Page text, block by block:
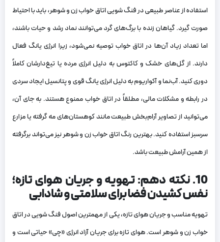
استفاده از عناصر طبیعی در فنگ شویی اتاق خواب زن و شوهر، باید با احتیاط
صورت گیرد. گیاهان زنده با برگ‌های گرد می‌توانند نماد رشد و حیات باشند،
اما تعداد زیاد آن‌ها در اتاق خواب توصیه نمی‌شود، زیرا انرژی یانگ فعال
دارند. از گل‌های خشک و کاکتوس به دلیل انرژی مرده یا تیغ‌دارشان کاملاً
دوری کنید. آب‌نما و آکواریوم به دلیل انرژی یانگ قوی و پتانسیل ایجاد سردی
در رابطه و مشکلات مالی، مطلقاً در اتاق خواب ممنوع هستند. به جای آن،
می‌توانید از تصاویر آرام‌بخش طبیعت مانند کوهستان‌های مه گرفته یا مزارع
سرسبز استفاده کنید. بهترین رنگ اتاق خواب زن و شوهر نیز می‌تواند برگرفته
از همین آرامش طبیعت باشد.
10. نکته دهم: تهویه و جریان هوای تازه؛
نفس کشیدن فضا برای سلامتی و شادابی
تهویه مناسب و جریان هوای تازه، یکی از مهمترین اصول فنگ شویی در اتاق
خواب زن و شوهر است. هوای تازه برای جریان آزاد انرژی «چی» حیاتی است و